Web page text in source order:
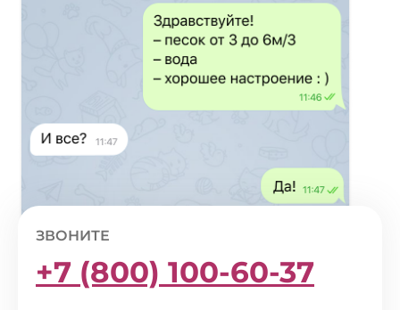
ЗВОНИТЕ
+7 (800) 100-60-37